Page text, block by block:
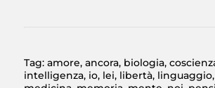
Tag: amore, ancora, biologia,
intelligenza, io, lei, libertà, linguaggio,